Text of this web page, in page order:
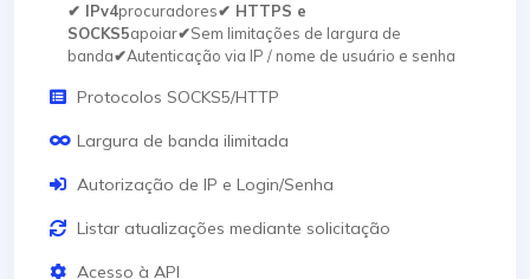
✔ IPv4procuradores✔ HTTPS e
SOCKS5apoiar✔Sem limitações de largura de
banda✔Autenticação via IP / nome de usuário e senha
Protocolos SOCKS5/HTTP
Largura de banda ilimitada
Autorização de IP e Login/Senha
Listar atualizações mediante solicitação
Acesso à API